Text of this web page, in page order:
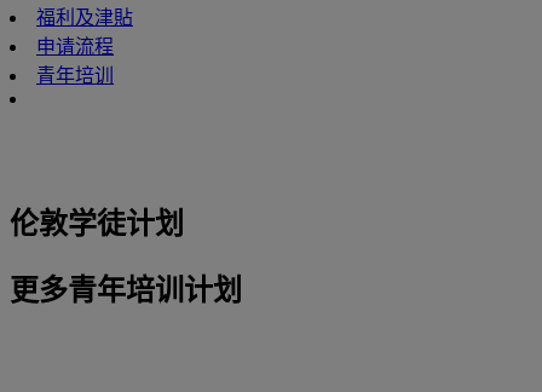
福利及津貼
申请流程
青年培训
伦敦学徒计划
更多青年培训计划